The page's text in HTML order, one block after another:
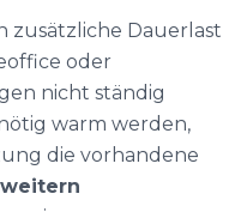
zusätzliche Dauerlast
oder
nicht ständig
warm werden,
die vorhandene